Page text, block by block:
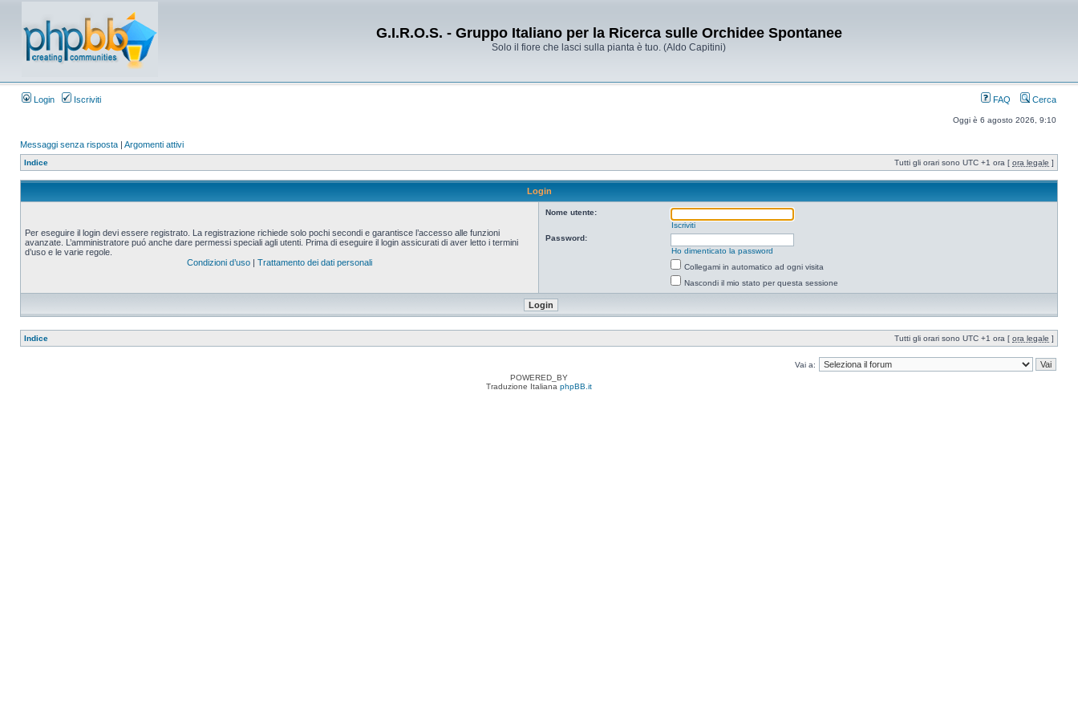
G.I.R.O.S. - Gruppo Italiano per la Ricerca sulle Orchidee Spontanee
Solo il fiore che lasci sulla pianta è tuo. (Aldo Capitini)
Login Iscriviti FAQ Cerca
Oggi è 6 agosto 2026, 9:10
Messaggi senza risposta | Argomenti attivi
Indice Tutti gli orari sono UTC +1 ora [ ora legale ]
Login
Per eseguire il login devi essere registrato. La registrazione richiede solo pochi secondi e garantisce l’accesso alle funzioni
avanzate. L’amministratore puó anche dare permessi speciali agli utenti. Prima di eseguire il login assicurati di aver letto i termini
d’uso e le varie regole.
Condizioni d’uso | Trattamento dei dati personali
Nome utente:
Iscriviti
Password:
Ho dimenticato la password
Collegami in automatico ad ogni visita
Nascondi il mio stato per questa sessione
Indice Tutti gli orari sono UTC +1 ora [ ora legale ]
Vai a:
POWERED_BY
Traduzione Italiana phpBB.it